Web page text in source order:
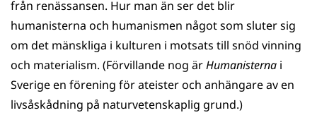
från renässansen. Hur man än ser det blir
humanisterna och humanismen något som sluter sig
om det mänskliga i kulturen i motsats till snöd vinning
och materialism. (Förvillande nog ärHumanisterna i
Sverige en förening för ateister och anhängare av en
livsåskådning på naturvetenskaplig grund.)